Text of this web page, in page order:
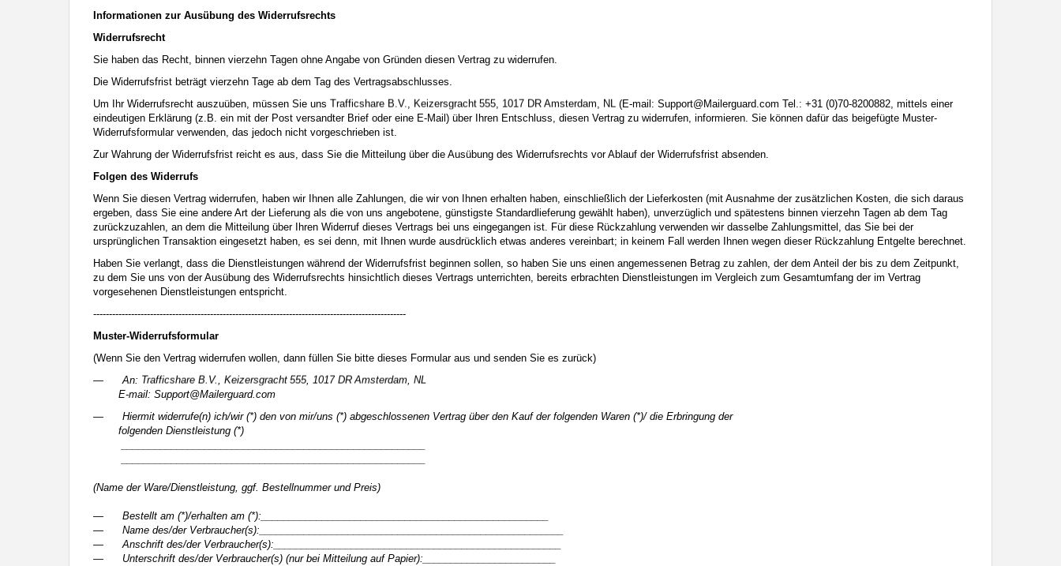
Informationen zur Ausübung des Widerrufsrechts
Widerrufsrecht
Sie haben das Recht, binnen vierzehn Tagen ohne Angabe von Gründen diesen Vertrag zu widerrufen.
Die Widerrufsfrist beträgt vierzehn Tage ab dem Tag des Vertragsabschlusses.
Um Ihr Widerrufsrecht auszuüben, müssen Sie uns
, , , (E-mail: moc.draugreliaM@troppuS Tel.: +31 (0)70-8200882, mittels einer
eindeutigen Erklärung (z.B. ein mit der Post versandter Brief oder eine E-Mail) über Ihren Entschluss, diesen Vertrag zu widerrufen, informieren. Sie können dafür das beigefügte Muster-
Widerrufsformular verwenden, das jedoch nicht vorgeschrieben ist.
Zur Wahrung der Widerrufsfrist reicht es aus, dass Sie die Mitteilung über die Ausübung des Widerrufsrechts vor Ablauf der Widerrufsfrist absenden.
Folgen des Widerrufs
Wenn Sie diesen Vertrag widerrufen, haben wir Ihnen alle Zahlungen, die wir von Ihnen erhalten haben, einschließlich der Lieferkosten (mit Ausnahme der zusätzlichen Kosten, die sich daraus
ergeben, dass Sie eine andere Art der Lieferung als die von uns angebotene, günstigste Standardlieferung gewählt haben), unverzüglich und spätestens binnen vierzehn Tagen ab dem Tag
zurückzuzahlen, an dem die Mitteilung über Ihren Widerruf dieses Vertrags bei uns eingegangen ist. Für diese Rückzahlung verwenden wir dasselbe Zahlungsmittel, das Sie bei der
ursprünglichen Transaktion eingesetzt haben, es sei denn, mit Ihnen wurde ausdrücklich etwas anderes vereinbart; in keinem Fall werden Ihnen wegen dieser Rückzahlung Entgelte berechnet.
Haben Sie verlangt, dass die Dienstleistungen während der Widerrufsfrist beginnen sollen, so haben Sie uns einen angemessenen Betrag zu zahlen, der dem Anteil der bis zu dem Zeitpunkt,
zu dem Sie uns von der Ausübung des Widerrufsrechts hinsichtlich dieses Vertrags unterrichten, bereits erbrachten Dienstleistungen im Vergleich zum Gesamtumfang der im Vertrag
vorgesehenen Dienstleistungen entspricht.
---------------------------------------------------------------------------------------------------
Muster-Widerrufsformular
(Wenn Sie den Vertrag widerrufen wollen, dann füllen Sie bitte dieses Formular aus und senden Sie es zurück)
— An:
, ,
,
E-mail: moc.draugreliaM@troppuS
— Hiermit widerrufe(n) ich/wir (*) den von mir/uns (*) abgeschlossenen Vertrag über den Kauf der folgenden Waren (*)/ die Erbringung der
folgenden Dienstleistung (*)
(Name der Ware/Dienstleistung, ggf. Bestellnummer und Preis)
— Bestellt am (*)/erhalten am (*):____________________________________________________
— Name des/der Verbraucher(s):_______________________________________________________
— Anschrift des/der Verbraucher(s):____________________________________________________
— Unterschrift des/der Verbraucher(s) (nur bei Mitteilung auf Papier):________________________